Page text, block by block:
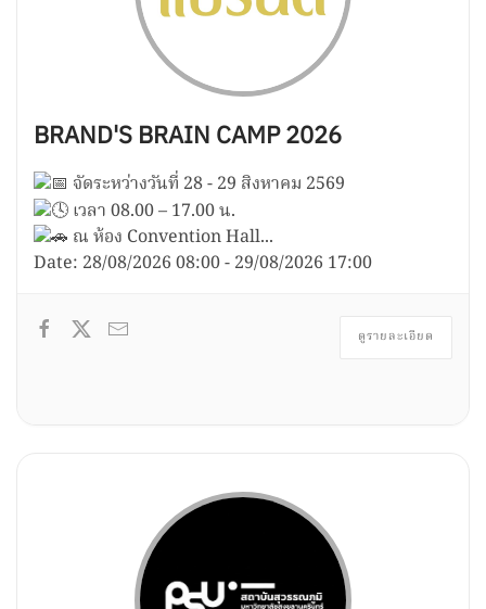
BRAND'S BRAIN CAMP 2026
จัดระหว่างวันที่ 28 - 29 สิงหาคม 2569
เวลา 08.00 – 17.00 น.
ณ ห้อง Convention Hall...
Date: 28/08/202608:00-29/08/2026 17:00
ดูรายละเอียด